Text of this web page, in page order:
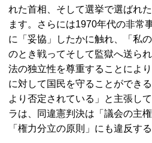
れた首相、そして選挙で選ばれ
ます。さらには1970年代の非常
に「妥協」したかに触れ、「私
のとき戦ってそして監獄へ送ら
法の独立性を尊重することによ
に対して国民を守ることができ
より否定されている」と主張し
ラは、同違憲判決は「議会の主
「権力分立の原則」にも違反す